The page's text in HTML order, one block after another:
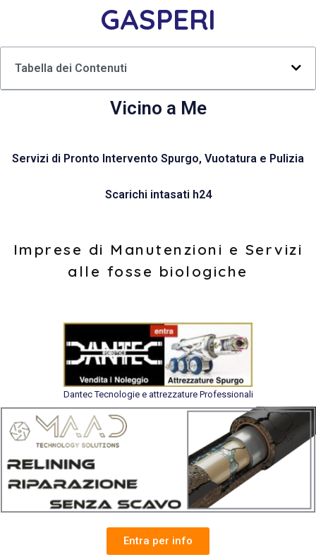
GASPERI
Tabella dei Contenuti
Vicino a Me
Servizi di Pronto Intervento Spurgo, Vuotatura e Pulizia
Scarichi intasati h24
Imprese di Manutenzioni e Servizi
alle fosse biologiche
Dantec Tecnologie e attrezzature Professionali
Entra per info